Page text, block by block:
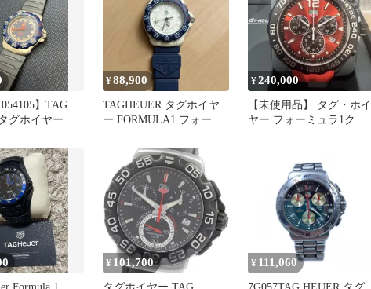
】TAG
グホイヤー フ
ヴィンテージ
¥88,900
TAGHEUER タグホイヤ
ー FORMULA1 フォーミ
¥240,000
【未使用品】 タグ・ホイ
ヤー フォーミュラ1クロ
¥ 101,700 ¥ 111,060